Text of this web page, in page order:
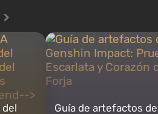
juego
los
abrirse primero después de
caigan las bombas n...
del
Guía de artefactos de